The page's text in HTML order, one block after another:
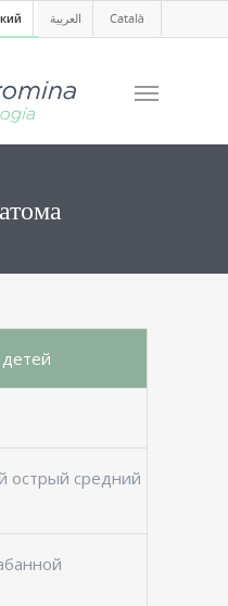
العربية Català
средний